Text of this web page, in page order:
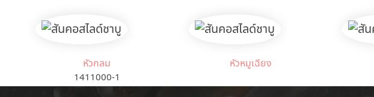
หัวกลม
1411000-1
หัวหมูเฉียง